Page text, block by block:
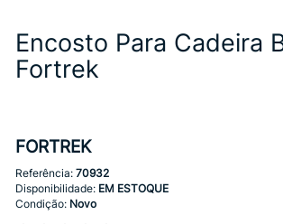
Encosto Para Cadeira
Fortrek
FORTREK
Referência: 70932
Disponibilidade: EM ESTOQUE
Condição: Novo